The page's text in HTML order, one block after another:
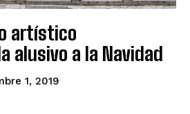
artístico
alusivo a la Navidad
1, 2019